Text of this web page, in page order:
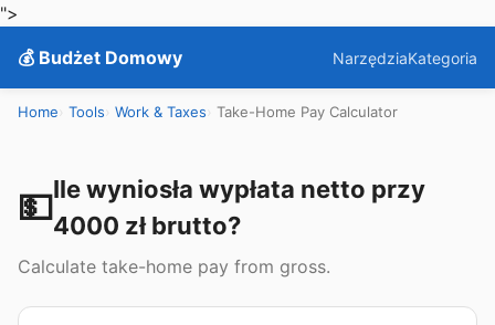
">
💰 Budżet Domowy
NarzędziaKategoria
Home Tools Work & Taxes Take-Home Pay Calculator
💵Ile wyniosła wypłata netto przy
4000 zł brutto?
Calculate take-home pay from gross.